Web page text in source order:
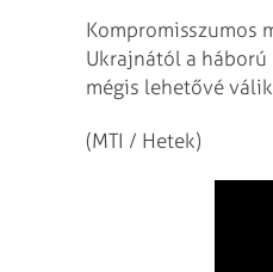
Kompromisszumos
Ukrajnától a
mégis lehetővé
(MTI / Hetek)